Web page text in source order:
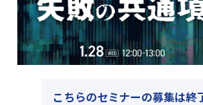
こちらのセミナーの募集は終